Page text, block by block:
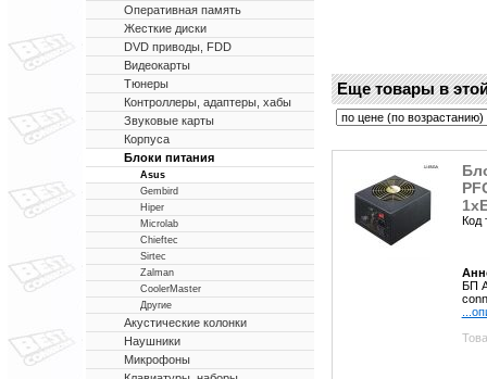
Оперативная память
Жесткие диски
DVD приводы, FDD
Видеокарты
Тюнеры
Контроллеры, адаптеры, хабы
Звуковые карты
Корпуса
Блоки питания
Asus
Gembird
Hiper
Microlab
Chieftec
Sirtec
Zalman
CoolerMaster
Другие
Акустические колонки
Наушники
Микрофоны
Еще товары в
Код
БП